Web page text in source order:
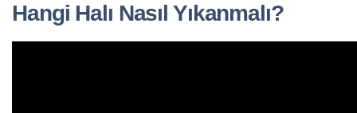
Hangi Halı Nasıl Yıkanmalı?